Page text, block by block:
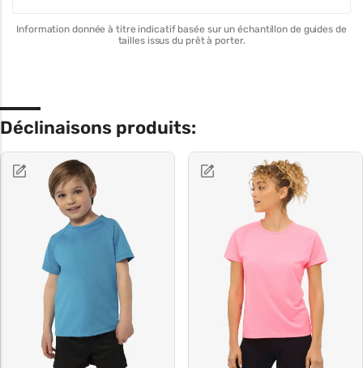
Information donnée à titre indicatif basée sur un échantillon de guides de
tailles issus du prêt à porter.
Déclinaisons produits: